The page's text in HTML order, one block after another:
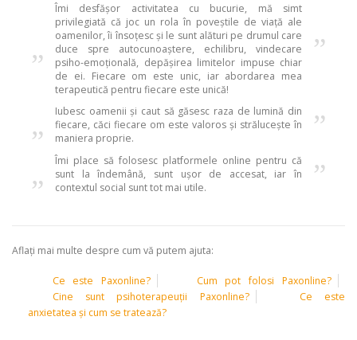
„
Îmi desfășor activitatea cu bucurie, mă simt
privilegiată că joc un rola în poveștile de viață ale
oamenilor, îi însoțesc și le sunt alături pe drumul care
duce spre autocunoaștere, echilibru, vindecare
psiho-emoțională, depășirea limitelor impuse chiar
de ei. Fiecare om este unic, iar abordarea mea
terapeutică pentru fiecare este unică!
”
„
Iubesc oamenii și caut să găsesc raza de lumină din
fiecare, căci fiecare om este valoros și strălucește în
maniera proprie.
”
„
Îmi place să folosesc platformele online pentru că
sunt la îndemână, sunt ușor de accesat, iar în
contextul social sunt tot mai utile.
”
Aflați mai multe despre cum vă putem ajuta:
Ce este Paxonline?
Cum pot folosi Paxonline?
Cine sunt psihoterapeuții Paxonline?
Ce este
anxietatea și cum se tratează?